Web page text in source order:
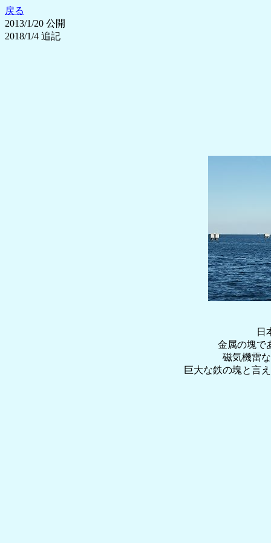
戻る
2013/1/20 公開
2018/1/4 追記
日
金属の塊で
磁気機雷
巨大な鉄の塊と言